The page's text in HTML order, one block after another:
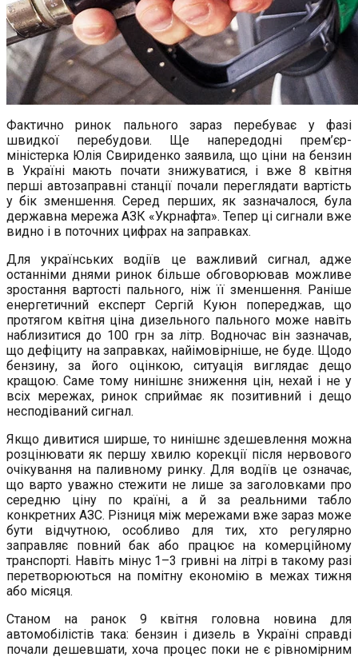
Фактично ринок пального зараз перебуває у фазі
швидкої перебудови. Ще напередодні прем’єр-
міністерка Юлія Свириденко заявила, що ціни на бензин
в Україні мають почати знижуватися, і вже 8 квітня
перші автозаправні станції почали переглядати вартість
у бік зменшення. Серед перших, як зазначалося, була
державна мережа АЗК «Укрнафта». Тепер ці сигнали вже
видно і в поточних цифрах на заправках.
Для українських водіїв це важливий сигнал, адже
останніми днями ринок більше обговорював можливе
зростання вартості пального, ніж її зменшення. Раніше
енергетичний експерт Сергій Куюн попереджав, що
протягом квітня ціна дизельного пального може навіть
наблизитися до 100 грн за літр. Водночас він зазначав,
що дефіциту на заправках, найімовірніше, не буде. Щодо
бензину, за його оцінкою, ситуація виглядає дещо
кращою. Саме тому нинішнє зниження цін, нехай і не у
всіх мережах, ринок сприймає як позитивний і дещо
несподіваний сигнал.
Якщо дивитися ширше, то нинішнє здешевлення можна
розцінювати як першу хвилю корекції після нервового
очікування на паливному ринку. Для водіїв це означає,
що варто уважно стежити не лише за заголовками про
середню ціну по країні, а й за реальними табло
конкретних АЗС. Різниця між мережами вже зараз може
бути відчутною, особливо для тих, хто регулярно
заправляє повний бак або працює на комерційному
транспорті. Навіть мінус 1–3 гривні на літрі в такому разі
перетворюються на помітну економію в межах тижня
або місяця.
Станом на ранок 9 квітня головна новина для
автомобілістів така: бензин і дизель в Україні справді
почали дешевшати, хоча процес поки не є рівномірним